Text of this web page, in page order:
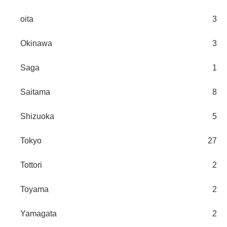
oita 3
Okinawa 3
Saga 1
Saitama 8
Shizuoka 5
Tokyo 27
Tottori 2
Toyama 2
Yamagata 2